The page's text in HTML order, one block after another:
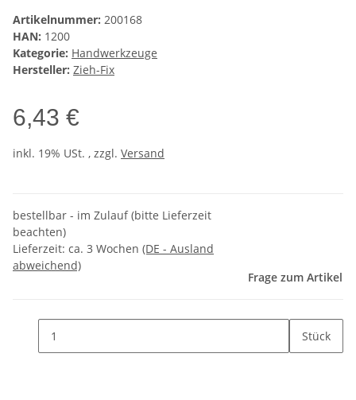
Artikelnummer: 200168
HAN: 1200
Kategorie: Handwerkzeuge
Hersteller: Zieh-Fix
6,43 €
inkl. 19% USt. , zzgl. Versand
bestellbar - im Zulauf (bitte Lieferzeit
beachten)
Lieferzeit: ca. 3 Wochen (DE - Ausland
abweichend)
Frage zum Artikel
Stück